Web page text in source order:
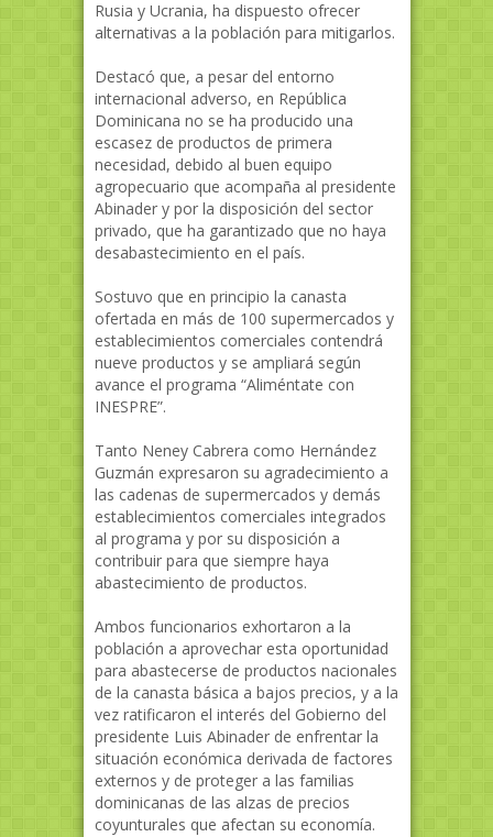
Rusia y Ucrania, ha dispuesto ofrecer
alternativas a la población para mitigarlos.
Destacó que, a pesar del entorno
internacional adverso, en República
Dominicana no se ha producido una
escasez de productos de primera
necesidad, debido al buen equipo
agropecuario que acompaña al presidente
Abinader y por la disposición del sector
privado, que ha garantizado que no haya
desabastecimiento en el país.
Sostuvo que en principio la canasta
ofertada en más de 100 supermercados y
establecimientos comerciales contendrá
nueve productos y se ampliará según
avance el programa “Aliméntate con
INESPRE”.
Tanto Neney Cabrera como Hernández
Guzmán expresaron su agradecimiento a
las cadenas de supermercados y demás
establecimientos comerciales integrados
al programa y por su disposición a
contribuir para que siempre haya
abastecimiento de productos.
Ambos funcionarios exhortaron a la
población a aprovechar esta oportunidad
para abastecerse de productos nacionales
de la canasta básica a bajos precios, y a la
vez ratificaron el interés del Gobierno del
presidente Luis Abinader de enfrentar la
situación económica derivada de factores
externos y de proteger a las familias
dominicanas de las alzas de precios
coyunturales que afectan su economía.